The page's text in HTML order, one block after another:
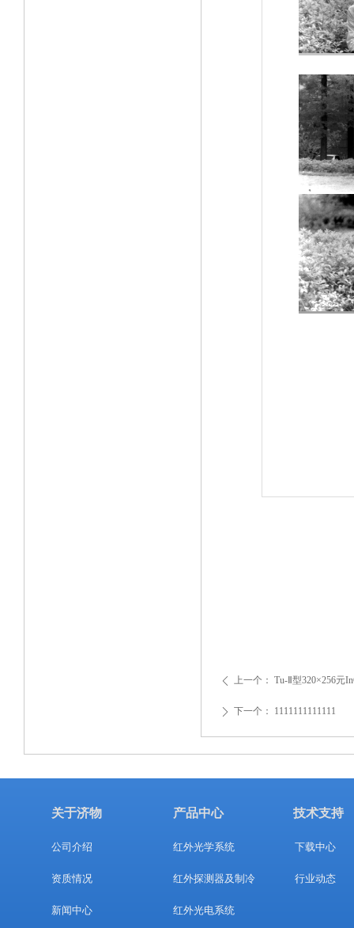
ꄴ 上一个： Tu-Ⅱ型320×256元
ꄲ 下一个： 1111111111111
公司介绍
资质情况
新闻中心
关于济物
红外光学系统
红外探测器及制冷
红外光电系统
产品中心
下载中心
行业动态
技术支持